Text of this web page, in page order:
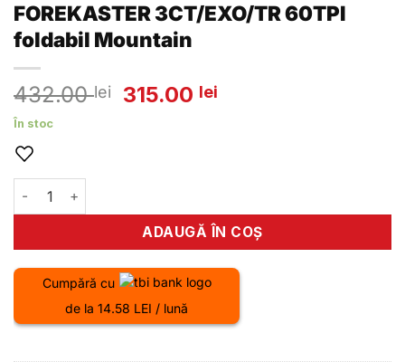
FOREKASTER 3CT/EXO/TR 60TPI
foldabil Mountain
432.00lei
Prețul
315.00 lei
În stoc
Cantitate Anvelopa 29x2.60 Maxxis FOREKASTER 3CT/
ADAUGĂ ÎN COȘ
Cumpără cu
de la 14.58 LEI / lună